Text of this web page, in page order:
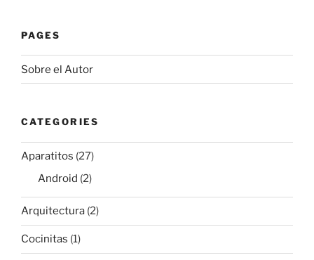
PAGES
Sobre el Autor
CATEGORIES
Aparatitos (27)
Android (2)
Arquitectura (2)
Cocinitas (1)